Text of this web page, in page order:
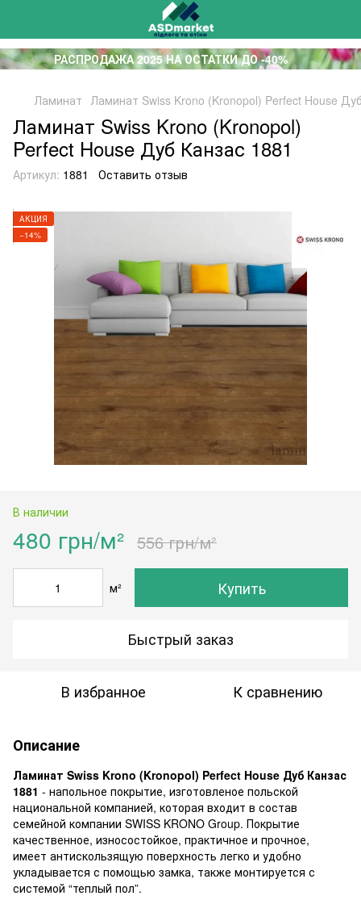
РАСПРОДАЖА 2025 НА ОСТАТКИ ДО -40%
Ламинат Ламинат Swiss Krono (Kronopol) Perfect House
Ламинат Swiss Krono (Kronopol)
Perfect House Дуб Канзас 1881
Артикул: 1881 Оставить отзыв
АКЦИЯ
−14%
В наличии
480 грн/м² 556 грн/м²
м² Купить
Быстрый заказ
В избранное К сравнению
Описание
Ламинат Swiss Krono (Kronopol) Perfect House Дуб Канзас
1881 - напольное покрытие, изготовленое польской
национальной компанией, которая входит в состав
семейной компании SWISS KRONO Group. Покрытие
качественное, износостойкое, практичное и прочное,
имеет антискользящую поверхность легко и удобно
укладывается с помощью замка, также монтируется с
системой “теплый пол”.